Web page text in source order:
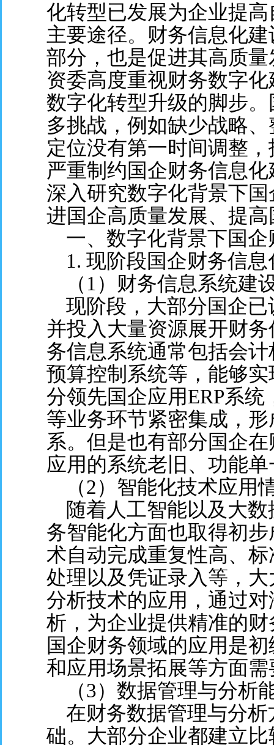
化转型已发展为企业提
主要途径。财务信息化
部分，也是促进其高质
资委高度重视财务数字
数字化转型升级的脚步
多挑战，例如缺少战略
定位没有第一时间调整
严重制约国企财务信息
深入研究数字化背景下
进国企高质量发展、提
一、数字化背景下国企
1. 现阶段国企财务信息
（1）财务信息系统建
现阶段，大部分国企已
并投入大量资源展开财
务信息系统通常包括会
预算控制系统等，能够
分领先国企应用ERP系
等业务环节紧密集成，
系。但是也有部分国企
应用的系统老旧、功能
（2）智能化技术应用
随着人工智能以及大数
务智能化方面也取得初
术自动完成重复性高、
处理以及凭证录入等，
分析技术的应用，通过
析，为企业提供精准的
国企财务领域的应用是
和应用场景拓展等方面
（3）数据管理与分析
在财务数据管理与分析
础。大部分企业都建立